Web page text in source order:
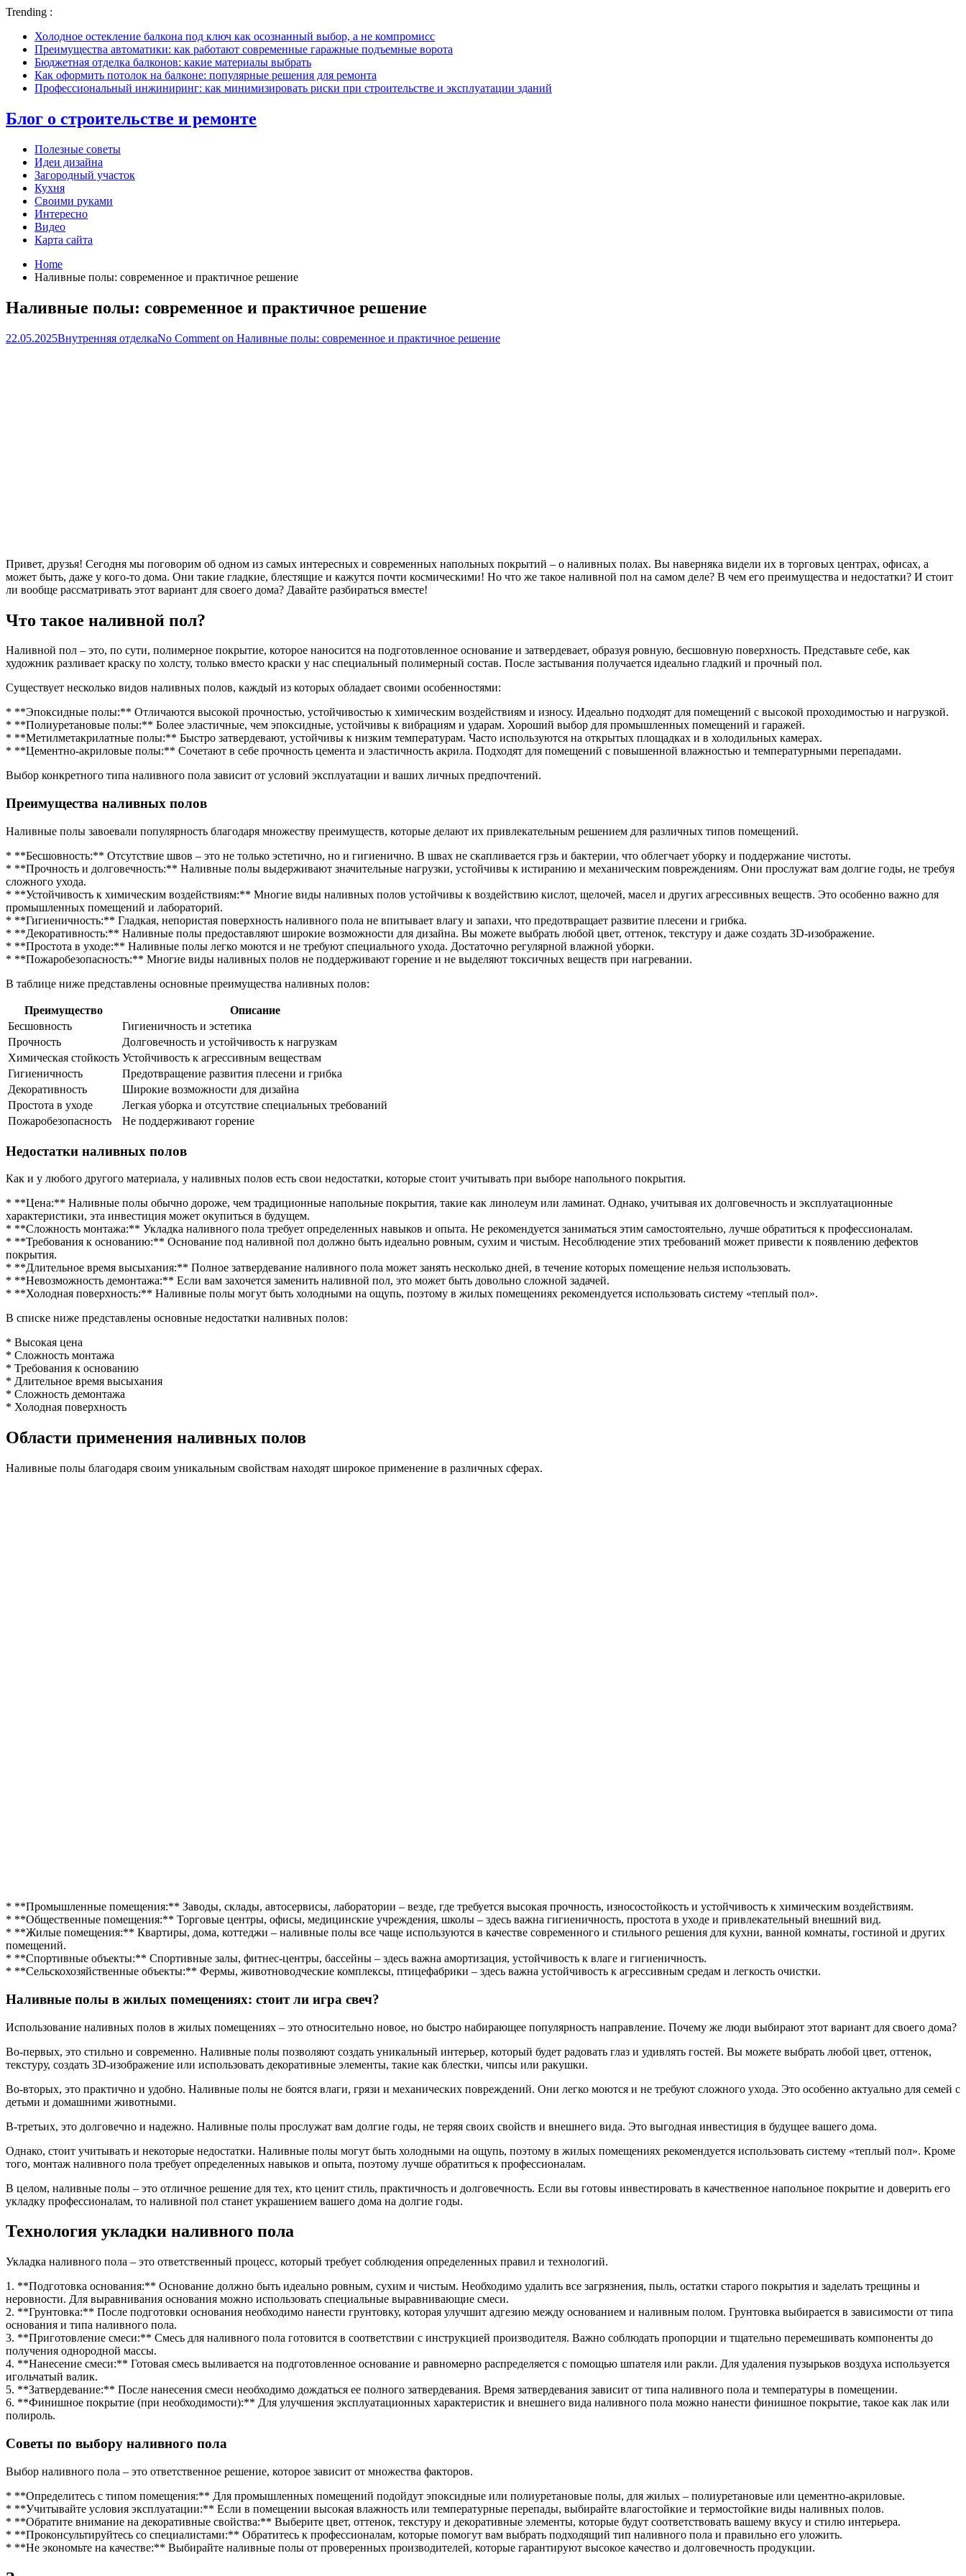
Trending :
Холодное остекление балкона под ключ как осознанный выбор, а не компромисс
Преимущества автоматики: как работают современные гаражные подъемные ворота
Бюджетная отделка балконов: какие материалы выбрать
Как оформить потолок на балконе: популярные решения для ремонта
Профессиональный инжиниринг: как минимизировать риски при строительстве и эксплуатации зданий
Блог о строительстве и ремонте
Полезные советы
Идеи дизайна
Загородный участок
Кухня
Своими руками
Интересно
Видео
Карта сайта
Home
Наливные полы: современное и практичное решение
Наливные полы: современное и практичное решение
22.05.2025Внутренняя отделкаNo Comment on Наливные полы: современное и практичное решение
Привет, друзья! Сегодня мы поговорим об одном из самых интересных и современных напольных покрытий – о наливных полах. Вы наверняка видели их в торговых центрах, офисах, а
может быть, даже у кого-то дома. Они такие гладкие, блестящие и кажутся почти космическими! Но что же такое наливной пол на самом деле? В чем его преимущества и недостатки? И стоит
ли вообще рассматривать этот вариант для своего дома? Давайте разбираться вместе!
Что такое наливной пол?
Наливной пол – это, по сути, полимерное покрытие, которое наносится на подготовленное основание и затвердевает, образуя ровную, бесшовную поверхность. Представьте себе, как
художник разливает краску по холсту, только вместо краски у нас специальный полимерный состав. После застывания получается идеально гладкий и прочный пол.
Существует несколько видов наливных полов, каждый из которых обладает своими особенностями:
* **Эпоксидные полы:** Отличаются высокой прочностью, устойчивостью к химическим воздействиям и износу. Идеально подходят для помещений с высокой проходимостью и нагрузкой.
* **Полиуретановые полы:** Более эластичные, чем эпоксидные, устойчивы к вибрациям и ударам. Хороший выбор для промышленных помещений и гаражей.
* **Метилметакрилатные полы:** Быстро затвердевают, устойчивы к низким температурам. Часто используются на открытых площадках и в холодильных камерах.
* **Цементно-акриловые полы:** Сочетают в себе прочность цемента и эластичность акрила. Подходят для помещений с повышенной влажностью и температурными перепадами.
Выбор конкретного типа наливного пола зависит от условий эксплуатации и ваших личных предпочтений.
Преимущества наливных полов
Наливные полы завоевали популярность благодаря множеству преимуществ, которые делают их привлекательным решением для различных типов помещений.
* **Бесшовность:** Отсутствие швов – это не только эстетично, но и гигиенично. В швах не скапливается грзь и бактерии, что облегчает уборку и поддержание чистоты.
* **Прочность и долговечность:** Наливные полы выдерживают значительные нагрузки, устойчивы к истиранию и механическим повреждениям. Они прослужат вам долгие годы, не требуя
сложного ухода.
* **Устойчивость к химическим воздействиям:** Многие виды наливных полов устойчивы к воздействию кислот, щелочей, масел и других агрессивных веществ. Это особенно важно для
промышленных помещений и лабораторий.
* **Гигиеничность:** Гладкая, непористая поверхность наливного пола не впитывает влагу и запахи, что предотвращает развитие плесени и грибка.
* **Декоративность:** Наливные полы предоставляют широкие возможности для дизайна. Вы можете выбрать любой цвет, оттенок, текстуру и даже создать 3D-изображение.
* **Простота в уходе:** Наливные полы легко моются и не требуют специального ухода. Достаточно регулярной влажной уборки.
* **Пожаробезопасность:** Многие виды наливных полов не поддерживают горение и не выделяют токсичных веществ при нагревании.
В таблице ниже представлены основные преимущества наливных полов:
Преимущество
Описание
Бесшовность
Гигиеничность и эстетика
Прочность
Долговечность и устойчивость к нагрузкам
Химическая стойкость Устойчивость к агрессивным веществам
Гигиеничность
Предотвращение развития плесени и грибка
Декоративность
Широкие возможности для дизайна
Простота в уходе
Легкая уборка и отсутствие специальных требований
Пожаробезопасность
Не поддерживают горение
Недостатки наливных полов
Как и у любого другого материала, у наливных полов есть свои недостатки, которые стоит учитывать при выборе напольного покрытия.
* **Цена:** Наливные полы обычно дороже, чем традиционные напольные покрытия, такие как линолеум или ламинат. Однако, учитывая их долговечность и эксплуатационные
характеристики, эта инвестиция может окупиться в будущем.
* **Сложность монтажа:** Укладка наливного пола требует определенных навыков и опыта. Не рекомендуется заниматься этим самостоятельно, лучше обратиться к профессионалам.
* **Требования к основанию:** Основание под наливной пол должно быть идеально ровным, сухим и чистым. Несоблюдение этих требований может привести к появлению дефектов
покрытия.
* **Длительное время высыхания:** Полное затвердевание наливного пола может занять несколько дней, в течение которых помещение нельзя использовать.
* **Невозможность демонтажа:** Если вам захочется заменить наливной пол, это может быть довольно сложной задачей.
* **Холодная поверхность:** Наливные полы могут быть холодными на ощупь, поэтому в жилых помещениях рекомендуется использовать систему «теплый пол».
В списке ниже представлены основные недостатки наливных полов:
* Высокая цена
* Сложность монтажа
* Требования к основанию
* Длительное время высыхания
* Сложность демонтажа
* Холодная поверхность
Области применения наливных полов
Наливные полы благодаря своим уникальным свойствам находят широкое применение в различных сферах.
* **Промышленные помещения:** Заводы, склады, автосервисы, лаборатории – везде, где требуется высокая прочность, износостойкость и устойчивость к химическим воздействиям.
* **Общественные помещения:** Торговые центры, офисы, медицинские учреждения, школы – здесь важна гигиеничность, простота в уходе и привлекательный внешний вид.
* **Жилые помещения:** Квартиры, дома, коттеджи – наливные полы все чаще используются в качестве современного и стильного решения для кухни, ванной комнаты, гостиной и других
помещений.
* **Спортивные объекты:** Спортивные залы, фитнес-центры, бассейны – здесь важна амортизация, устойчивость к влаге и гигиеничность.
* **Сельскохозяйственные объекты:** Фермы, животноводческие комплексы, птицефабрики – здесь важна устойчивость к агрессивным средам и легкость очистки.
Наливные полы в жилых помещениях: стоит ли игра свеч?
Использование наливных полов в жилых помещениях – это относительно новое, но быстро набирающее популярность направление. Почему же люди выбирают этот вариант для своего дома?
Во-первых, это стильно и современно. Наливные полы позволяют создать уникальный интерьер, который будет радовать глаз и удивлять гостей. Вы можете выбрать любой цвет, оттенок,
текстуру, создать 3D-изображение или использовать декоративные элементы, такие как блестки, чипсы или ракушки.
Во-вторых, это практично и удобно. Наливные полы не боятся влаги, грязи и механических повреждений. Они легко моются и не требуют сложного ухода. Это особенно актуально для семей с
детьми и домашними животными.
В-третьих, это долговечно и надежно. Наливные полы прослужат вам долгие годы, не теряя своих свойств и внешнего вида. Это выгодная инвестиция в будущее вашего дома.
Однако, стоит учитывать и некоторые недостатки. Наливные полы могут быть холодными на ощупь, поэтому в жилых помещениях рекомендуется использовать систему «теплый пол». Кроме
того, монтаж наливного пола требует определенных навыков и опыта, поэтому лучше обратиться к профессионалам.
В целом, наливные полы – это отличное решение для тех, кто ценит стиль, практичность и долговечность. Если вы готовы инвестировать в качественное напольное покрытие и доверить его
укладку профессионалам, то наливной пол станет украшением вашего дома на долгие годы.
Технология укладки наливного пола
Укладка наливного пола – это ответственный процесс, который требует соблюдения определенных правил и технологий.
1. **Подготовка основания:** Основание должно быть идеально ровным, сухим и чистым. Необходимо удалить все загрязнения, пыль, остатки старого покрытия и заделать трещины и
неровности. Для выравнивания основания можно использовать специальные выравнивающие смеси.
2. **Грунтовка:** После подготовки основания необходимо нанести грунтовку, которая улучшит адгезию между основанием и наливным полом. Грунтовка выбирается в зависимости от типа
основания и типа наливного пола.
3. **Приготовление смеси:** Смесь для наливного пола готовится в соответствии с инструкцией производителя. Важно соблюдать пропорции и тщательно перемешивать компоненты до
получения однородной массы.
4. **Нанесение смеси:** Готовая смесь выливается на подготовленное основание и равномерно распределяется с помощью шпателя или ракли. Для удаления пузырьков воздуха используется
игольчатый валик.
5. **Затвердевание:** После нанесения смеси необходимо дождаться ее полного затвердевания. Время затвердевания зависит от типа наливного пола и температуры в помещении.
6. **Финишное покрытие (при необходимости):** Для улучшения эксплуатационных характеристик и внешнего вида наливного пола можно нанести финишное покрытие, такое как лак или
полироль.
Советы по выбору наливного пола
Выбор наливного пола – это ответственное решение, которое зависит от множества факторов.
* **Определитесь с типом помещения:** Для промышленных помещений подойдут эпоксидные или полиуретановые полы, для жилых – полиуретановые или цементно-акриловые.
* **Учитывайте условия эксплуатации:** Если в помещении высокая влажность или температурные перепады, выбирайте влагостойкие и термостойкие виды наливных полов.
* **Обратите внимание на декоративные свойства:** Выберите цвет, оттенок, текстуру и декоративные элементы, которые будут соответствовать вашему вкусу и стилю интерьера.
* **Проконсультируйтесь со специалистами:** Обратитесь к профессионалам, которые помогут вам выбрать подходящий тип наливного пола и правильно его уложить.
* **Не экономьте на качестве:** Выбирайте наливные полы от проверенных производителей, которые гарантируют высокое качество и долговечность продукции.